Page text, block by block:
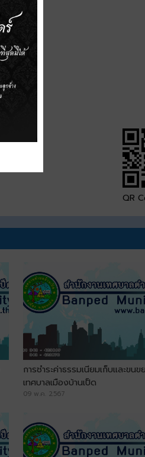
QR
การชำระค่าธรรมเนียมเก็บและขน
เทศบาลเมืองบ้านเป็ด
09 พ.ค. 2567